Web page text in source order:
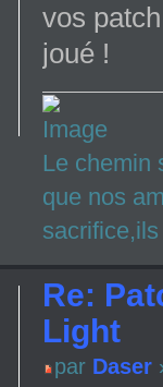
vos
joué !
Le chemin
que nos
Re:
Light
par Daser